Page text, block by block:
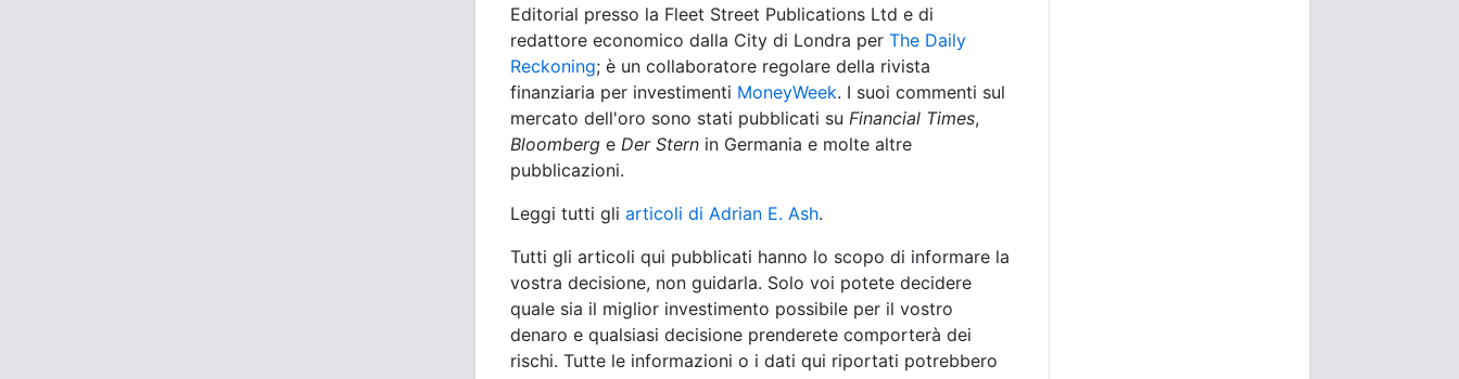
Editorial presso la Fleet Street Publications Ltd e di
redattore economico dalla City di Londra per The Daily
Reckoning; è un collaboratore regolare della rivista
finanziaria per investimenti MoneyWeek. I suoi commenti sul
mercato dell'oro sono stati pubblicati su Financial Times,
Bloomberg e Der Stern in Germania e molte altre
pubblicazioni.
Leggi tutti gli articoli di Adrian E. Ash.
Tutti gli articoli qui pubblicati hanno lo scopo di informare la
vostra decisione, non guidarla. Solo voi potete decidere
quale sia il miglior investimento possibile per il vostro
denaro e qualsiasi decisione prenderete comporterà dei
rischi. Tutte le informazioni o i dati qui riportati potrebbero